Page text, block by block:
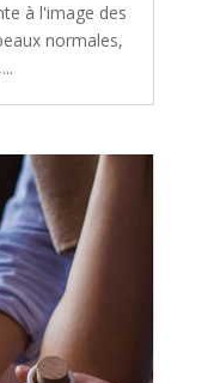
à l'image des
normales,